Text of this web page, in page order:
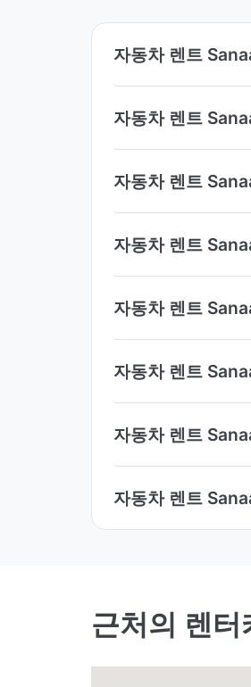
자동차 렌트
자동차 렌트
자동차 렌트
자동차 렌트
자동차 렌트
자동차 렌트
자동차 렌트
자동차 렌트
근처의 렌